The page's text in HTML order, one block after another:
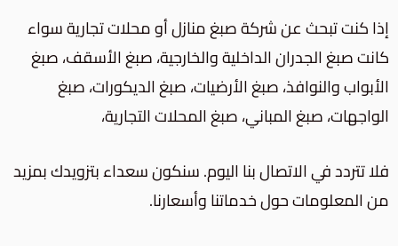
إذا كنت تبحث عن شركة صبغ منازل أو محلات تجارية سواء
كانتصبغ الجدران الداخلية والخارجية،صبغ الأسقف، صبغ
الأبواب والنوافذ، صبغ الأرضيات، صبغ الديكورات، صبغ
الواجهات، صبغ المباني،صبغ المحلات التجارية،
فلا تتردد في الاتصال بنا اليوم. سنكون سعداء بتزويدك بمزيد
من المعلومات حول خدماتنا وأسعارنا.